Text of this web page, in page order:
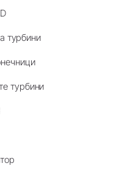
турбини
турбини